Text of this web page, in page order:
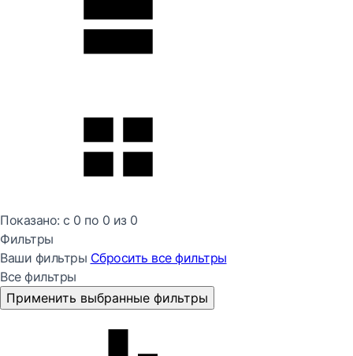
Показано: с 0 по 0 из 0
Фильтры
Ваши фильтры Сбросить все фильтры
Все фильтры
Применить выбранные фильтры